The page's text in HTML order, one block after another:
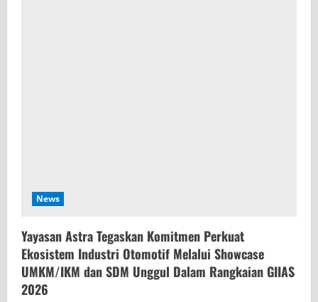
News
Yayasan Astra Tegaskan Komitmen Perkuat
Ekosistem Industri Otomotif Melalui Showcase
UMKM/IKM dan SDM Unggul Dalam Rangkaian GIIAS
2026